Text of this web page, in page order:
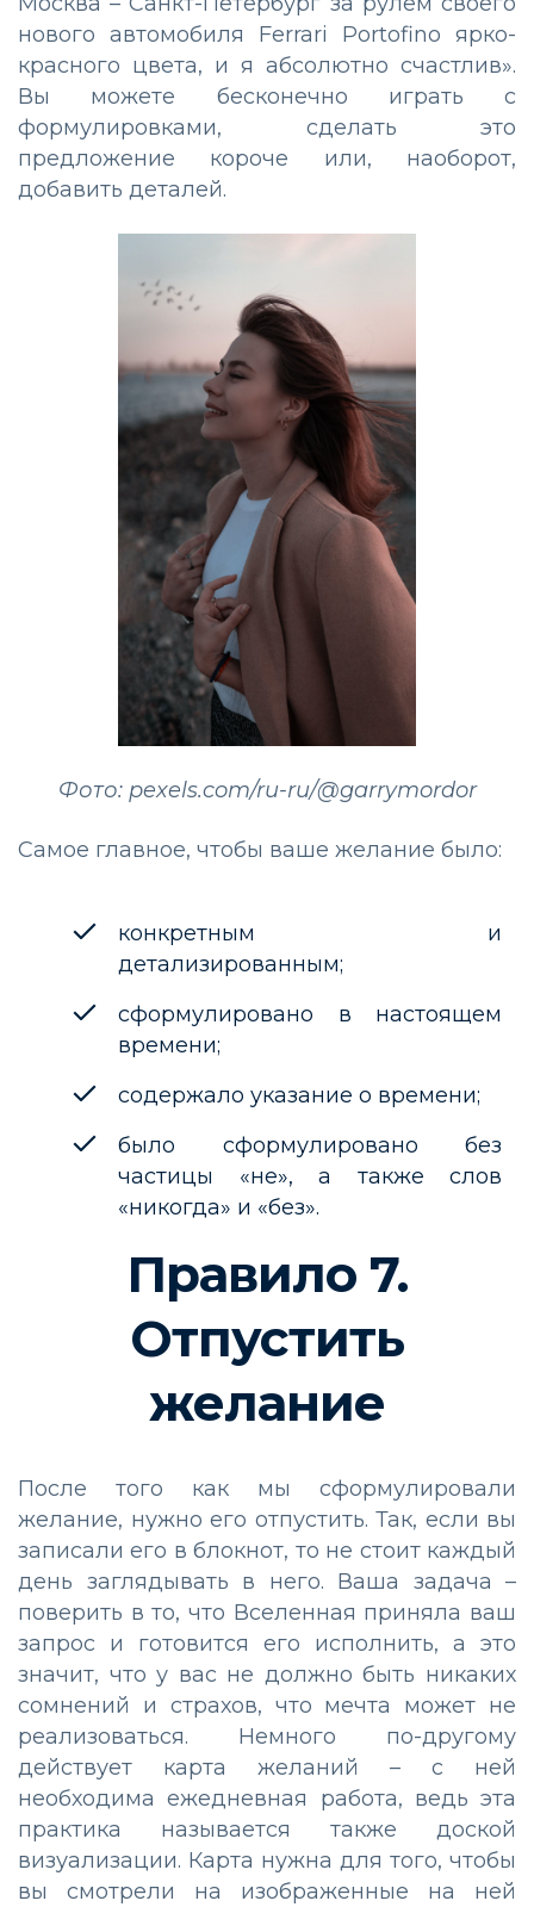
нового автомобиля Ferrari Portofino ярко-
красного цвета, и я абсолютно счастлив».
Вы можете бесконечно играть с
формулировками, сделать это
предложение короче или, наоборот,
добавить деталей.
Фото: pexels.com/ru-ru/@garrymordor
Самое главное, чтобы ваше желание было:
конкретным и
детализированным;
сформулировано в настоящем
времени;
содержало указание о времени;
было сформулировано без
частицы «не», а также слов
«никогда» и «без».
Правило 7.
Отпустить
желание
После того как мы сформулировали
желание, нужно его отпустить. Так, если вы
записали его в блокнот, то не стоит каждый
день заглядывать в него. Ваша задача –
поверить в то, что Вселенная приняла ваш
запрос и готовится его исполнить, а это
значит, что у вас не должно быть никаких
сомнений и страхов, что мечта может не
реализоваться. Немного по-другому
действует карта желаний – с ней
необходима ежедневная работа, ведь эта
практика называется также доской
визуализации. Карта нужна для того, чтобы
вы смотрели на изображенные на ней